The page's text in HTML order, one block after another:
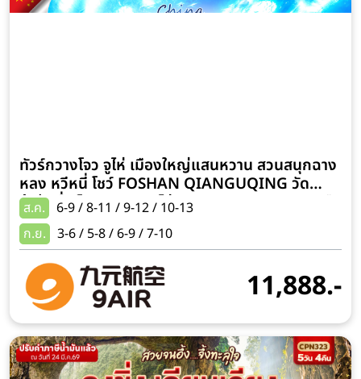
ทัวร์กวางโจว จูไห่ เมืองใหญ่แสนหวาน สวนสนุกฉาง
หลง หวีหนี่ โชว์ FOSHAN QIANGUQING วัด
ต้าฝ๋อซื่อ โรงละครหอยไข่มุก จัตุรัสฮัวเฉิง 4 วัน 2 คืน
ส.ค.
6-9 / 8-11 / 9-12 / 10-13
ก.ย.
3-6 / 5-8 / 6-9 / 7-10
11,888.-